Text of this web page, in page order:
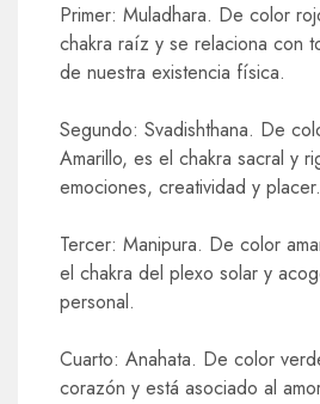
Primer: Muladhara. De color
chakra raíz y se relaciona con
de nuestra existencia física.
Segundo: Svadishthana. De
Amarillo, es el chakra sacral y
emociones, creatividad y placer.
Tercer: Manipura. De color
el chakra del plexo solar y
personal.
Cuarto: Anahata. De color
corazón y está asociado al